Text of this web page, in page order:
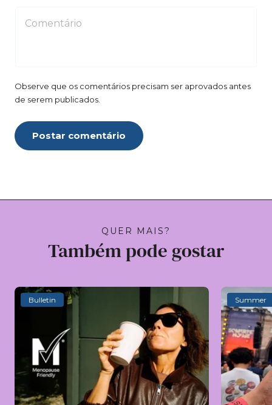
Observe que os comentários precisam ser aprovados antes
de serem publicados.
Postar comentário
QUER MAIS?
Também pode gostar
Bulletin Summer